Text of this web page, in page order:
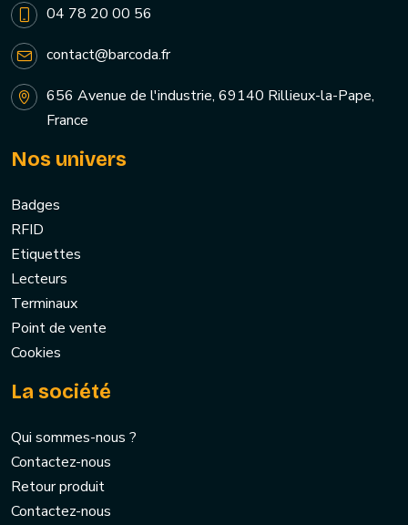
04 78 20 00 56
contact@barcoda.fr
656 Avenue de l'industrie, 69140 Rillieux-la-Pape,
France
Nos univers
Badges
RFID
Etiquettes
Lecteurs
Terminaux
Point de vente
Cookies
La société
Qui sommes-nous ?
Contactez-nous
Retour produit
Contactez-nous